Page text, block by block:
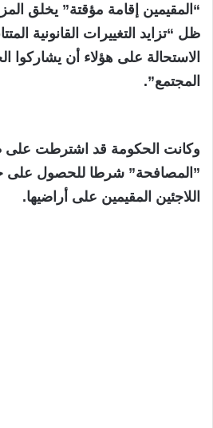
“المقيمين إقامة مؤقتة” يخلق
ظل “تزايد التغييرات القانونية
الاستحالة على هؤلاء أن يشاركوا
المجتمع”.
وكانت الحكومة قد اشترطت على
”المصافحة” شرطا للحصول على
اللاجئين المقيمين على أراضيها.